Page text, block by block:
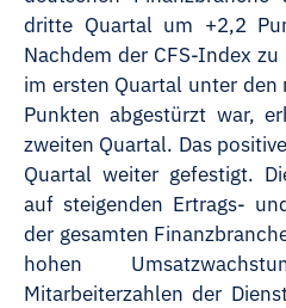
dritte Quartal um +2,2
Nachdem der CFS-Index
im ersten Quartal unter
Punkten abgestürzt war,
zweiten Quartal. Das
Quartal weiter gefestigt.
auf steigenden Ertrags-
der gesamten
hohen
Mitarbeiterzahlen der